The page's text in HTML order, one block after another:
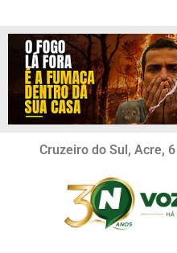
Cruzeiro do Sul, Acre,